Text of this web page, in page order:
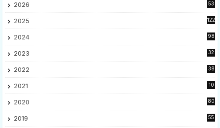
2026 53
2025 122
2024 98
2023
32
2022
38
2021
10
2020
80
2019
55